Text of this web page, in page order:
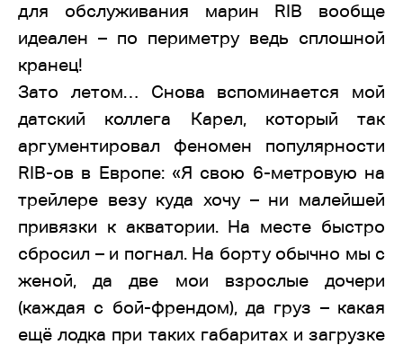
для обслуживания марин RIB вообще
идеален – по периметру ведь сплошной
кранец!
Зато летом… Снова вспоминается мой
датский коллега Карел, который так
аргументировал феномен популярности
RIB-ов в Европе: «Я свою 6-метровую на
трейлере везу куда хочу – ни малейшей
привязки к акватории. На месте быстро
сбросил – и погнал. На борту обычно мы с
женой, да две мои взрослые дочери
(каждая с бой-френдом), да груз – какая
ещё лодка при таких габаритах и загрузке